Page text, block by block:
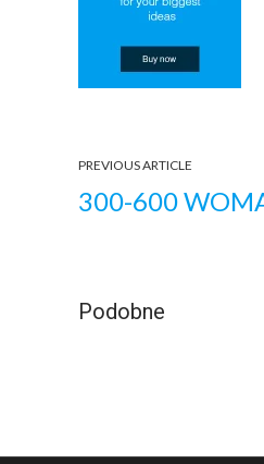
PREVIOUS ARTICLE
300-600
Podobne